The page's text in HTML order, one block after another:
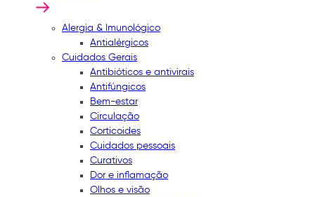
Alergia & Imunológico
Antialérgicos
Cuidados Gerais
Antibióticos e antivirais
Antifúngicos
Bem-estar
Circulação
Corticoides
Cuidados pessoais
Curativos
Dor e inflamação
Olhos e visão